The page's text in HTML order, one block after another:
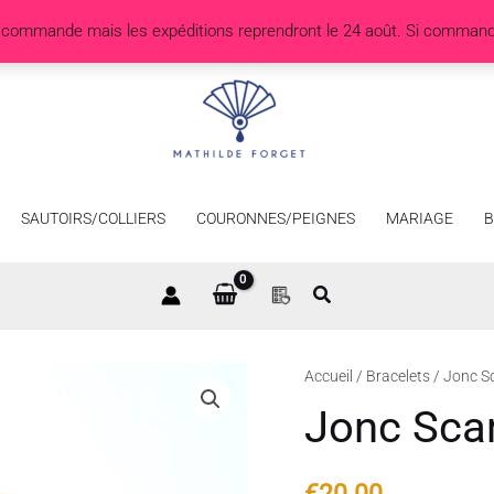
mais les expéditions reprendront le 24 août. Si
SAUTOIRS/COLLIERS COURONNES/PEIGNES MARIAGE
Accueil / Bracelets / Jonc
Jonc
quantité
Jonc